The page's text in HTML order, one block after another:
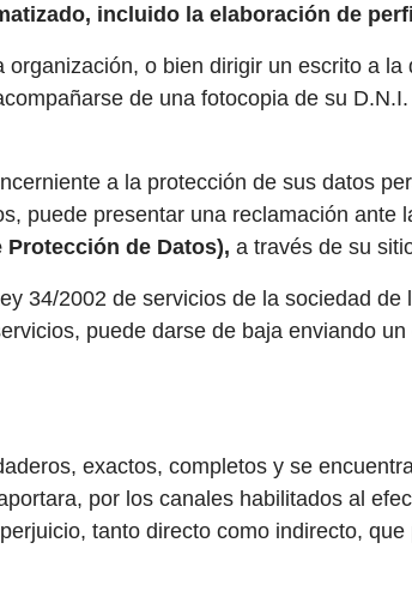
incluido la elaboración de
o bien dirigir un escrito a
de una fotocopia de su
a la protección de sus datos
puede presentar una reclamación ante
Protección de Datos), a través de su
34/2002 de servicios de la sociedad
puede darse de baja enviando
exactos, completos y se
por los canales habilitados al
tanto directo como indirecto,